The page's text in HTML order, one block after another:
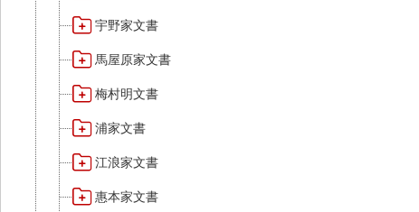
宇野家文書
馬屋原家文書
梅村明文書
浦家文書
江浪家文書
惠本家文書